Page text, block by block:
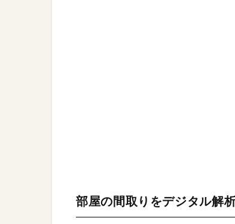
部屋の間取りをデジタル解